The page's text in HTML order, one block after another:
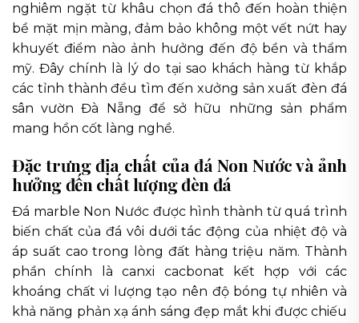
nghiêm ngặt từ khâu chọn đá thô đến hoàn thiện
bề mặt mịn màng, đảm bảo không một vết nứt hay
khuyết điểm nào ảnh hưởng đến độ bền và thẩm
mỹ. Đây chính là lý do tại sao khách hàng từ khắp
các tỉnh thành đều tìm đến xưởng sản xuất đèn đá
sân vườn Đà Nẵng để sở hữu những sản phẩm
mang hồn cốt làng nghề.
Đặc trưng địa chất của đá Non Nước và ảnh
hưởng đến chất lượng đèn đá
Đá marble Non Nước được hình thành từ quá trình
biến chất của đá vôi dưới tác động của nhiệt độ và
áp suất cao trong lòng đất hàng triệu năm. Thành
phần chính là canxi cacbonat kết hợp với các
khoáng chất vi lượng tạo nên độ bóng tự nhiên và
khả năng phản xạ ánh sáng đẹp mắt khi được chiếu